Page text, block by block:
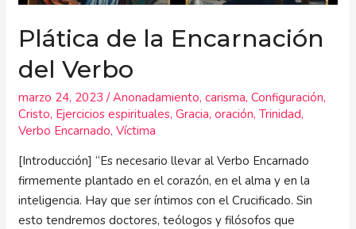
Plática de la Encarnación
del Verbo
marzo 24, 2023/Anonadamiento,carisma,Configuración,
Cristo, Ejercicios espirituales,Gracia,oración,Trinidad,
Verbo Encarnado,Víctima
[Introducción] “Es necesario llevar al Verbo Encarnado
firmemente plantado en el corazón, en el alma y en la
inteligencia. Hay que ser íntimos con el Crucificado. Sin
esto tendremos doctores, teólogos y filósofos que